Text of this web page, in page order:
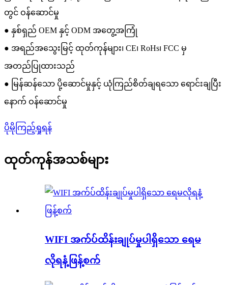
တွင် ဝန်ဆောင်မှု
● နှစ်ရှည် OEM နှင့် ODM အတွေ့အကြုံ
● အရည်အသွေးမြင့် ထုတ်ကုန်များ၊ CE၊ RoHs၊ FCC မှ
အတည်ပြုထားသည်
● မြန်ဆန်သော ပို့ဆောင်မှုနှင့် ယုံကြည်စိတ်ချရသော ရောင်းချပြီး
နောက် ဝန်ဆောင်မှု
ပိုမိုကြည့်ရှုရန်
ထုတ်ကုန်အသစ်များ
WIFI အက်ပ်ထိန်းချုပ်မှုပါရှိသော ရေမ
လိုရနံ့ဖြန့်စက်